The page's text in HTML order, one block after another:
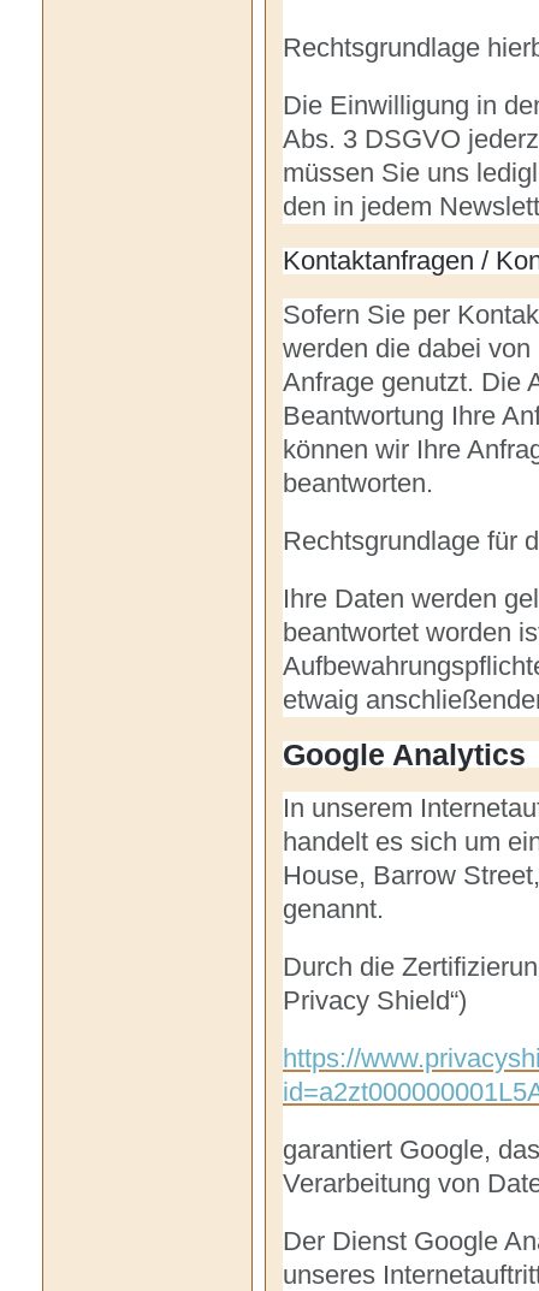
Rechtsgrundlage
Die Einwilligung in
Abs. 3 DSGVO
müssen Sie uns
den in jedem
Kontaktanfragen /
Sofern Sie per
werden die dabei
Anfrage genutzt. Die
Beantwortung Ihre
können wir Ihre
beantworten.
Rechtsgrundlage für
Ihre Daten werden
beantwortet worden
etwaig
Google Analytics
In unserem
handelt es sich um
House, Barrow
genannt.
Durch die
Privacy Shield“)
https://
garantiert Google,
Verarbeitung von
Der Dienst Google
unseres